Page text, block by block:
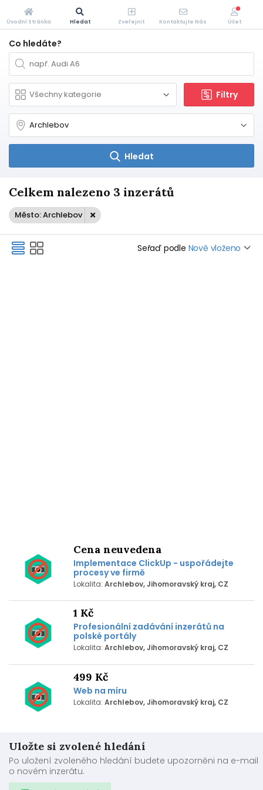
Co hledáte?
Filtry
Hledat
Celkem nalezeno 3 inzerátů
Město: Archlebov
Seřaď podle Nově vloženo
Cena neuvedena
Implementace ClickUp - uspořádejte
procesy ve firmě
Lokalita: Archlebov, Jihomoravský kraj, CZ
1 Kč
Profesionální zadávání inzerátů na
polské portály
Lokalita: Archlebov, Jihomoravský kraj, CZ
499 Kč
Web na míru
Lokalita: Archlebov, Jihomoravský kraj, CZ
Uložte si zvolené hledání
Po uložení zvoleného hledání budete upozorněni na e-mail
o novém inzerátu.
Úvodní Stránka Hledat Zveřejnit Kontaktujte Nás Účet